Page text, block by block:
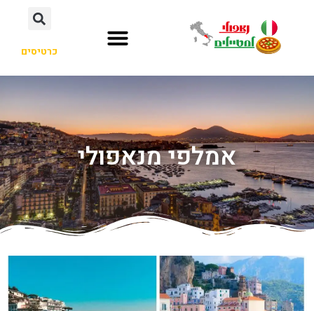
כרטיסים
אמלפי מנאפולי